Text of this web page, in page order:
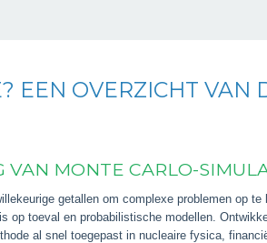
EEN OVERZICHT VAN
MONTE CARLO-
getallen om complexe problemen op te
toeval en probabilistische modellen.
al snel toegepast in nucleaire fysica,